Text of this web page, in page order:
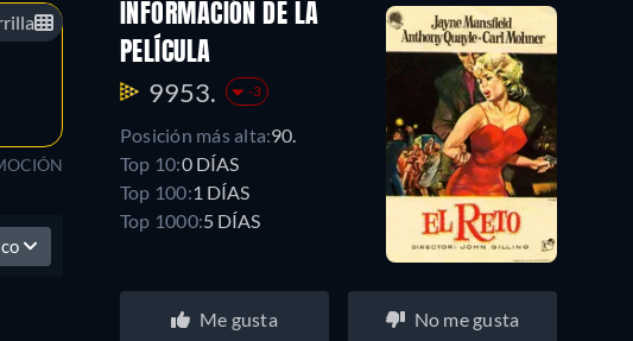
INFORMACIÓN DE LA
PELÍCULA
9953. -3
Posición más alta:90.
Top 10:0 DÍAS
Top 100:1 DÍAS
Top 1000:5 DÍAS
Me gusta No me gusta